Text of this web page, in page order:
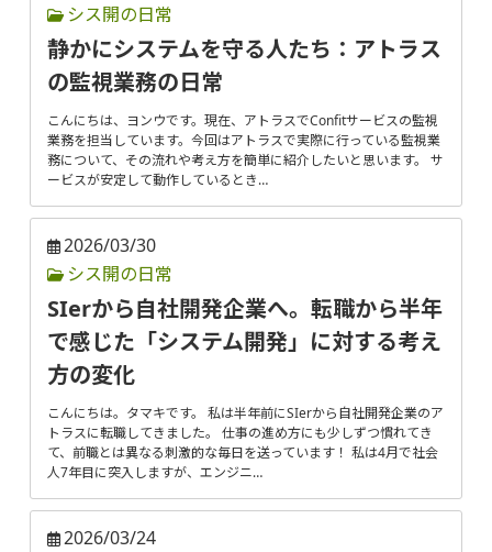
シス開の日常
静かにシステムを守る人たち：アトラス
の監視業務の日常
こんにちは、ヨンウです。現在、アトラスでConfitサービスの監視
業務を担当しています。今回はアトラスで実際に行っている監視業
務について、その流れや考え方を簡単に紹介したいと思います。 サ
ービスが安定して動作しているとき…
2026/03/30
シス開の日常
SIerから自社開発企業へ。転職から半年
で感じた「システム開発」に対する考え
方の変化
こんにちは。タマキです。 私は半年前にSIerから自社開発企業のア
トラスに転職してきました。 仕事の進め方にも少しずつ慣れてき
て、前職とは異なる刺激的な毎日を送っています！ 私は4月で社会
人7年目に突入しますが、エンジニ…
2026/03/24